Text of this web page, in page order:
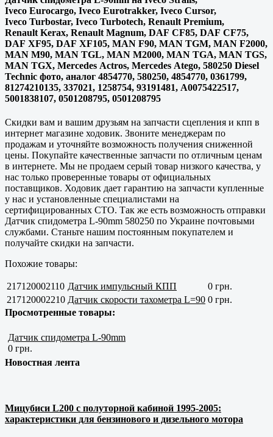
Iveco Eurocargo, Iveco Eurotrakker, Iveco Cursor,
Iveco Turbostar, Iveco Turbotech, Renault Premium,
Renault Kerax, Renault Magnum, DAF CF85, DAF CF75,
DAF XF95, DAF XF105, MAN F90, MAN TGM, MAN F2000,
MAN M90, MAN TGL, MAN M2000, MAN TGA, MAN TGS,
MAN TGX, Mercedes Actros, Mercedes Atego, 580250 Diesel
Technic фото, аналог 4854770, 580250, 4854770, 0361799,
81274210135, 337021, 1258754, 93191481, A0075422517,
5001838107, 0501208795, 0501208795
Скидки вам и вашим друзьям на запчасти сцепления и кпп в
интернет магазине ходовик. Звоните менеджерам по
продажам и уточняйте возможность получения сниженной
цены. Покупайте качественные запчасти по отличным ценам
в интернете. Мы не продаем серый товар низкого качества, у
нас только проверенные товары от официальных
поставщиков. Ходовик дает гарантию на запчасти купленные
у нас и установленные специалистами на
сертифицированных СТО. Так же есть возможность отправки
Датчик спидометра L-90mm 580250 по Украине почтовыми
службами. Станьте нашим постоянным покупателем и
получайте скидки на запчасти.
Похожие товары:
217120002110 Датчик импульсный КПП
0 грн.
217120002210 Датчик скорости тахометра L=90 0 грн.
Просмотренные товары:
Датчик спидометра L-90mm
0 грн.
Новостная лента
Мицубиси L200 с полуторной кабиной 1995-2005:
характеристики для бензинового и дизельного мотора